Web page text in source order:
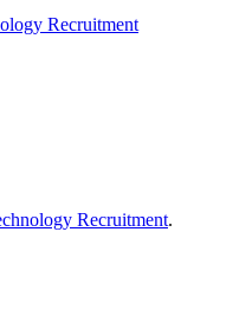
Recruitment
Recruitment.